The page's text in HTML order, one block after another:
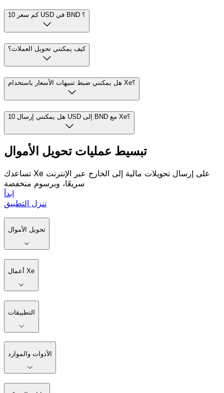
كم سعر 10 USD في BND ؟
كيف يمكنني تحويل العملات؟
هل يمكنني ضبط تنبيهات الأسعار باستخدام Xe؟
هل يمكنني إرسال 10 USD إلى BND مع Xe؟
تبسيط عمليات تحويل الأموال
تساعدك Xe على إرسال تحويلات مالية إلى الخارج عبر الإنترنت
سريعًا، وبرسوم منخفضة
ابدأ
تنزل التطبيق
تحويل الأموال
أعمال Xe
التطبيقات
الأدوات والموارد